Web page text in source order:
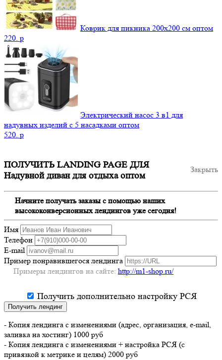
Коврик для пикника 200х200 см оптом
220. p
Электрический насос 3 в1 для
надувных изделий с 5 насадками оптом
520. p
Закрыть
ПОЛУЧИТЬ LANDING PAGE ДЛЯ
Надувной диван для отдыха оптом
Начните получать заказы с помощью наших
высококонверсионных лендингов уже сегодня!
Имя
Телефон
E-mail
Пример понравившегося лендинга
Примеры лендингов на сайте: http://m1-shop.ru/
Получить дополнительно настройку РСЯ
Получить лендинг
- Копия лендинга с изменениями (адрес, организация, e-mail,
заливка на хостинг) 1000 руб
- Копия лендинга с изменениями + настройка РСЯ (с
привязкой к метрике и целям) 2000 руб